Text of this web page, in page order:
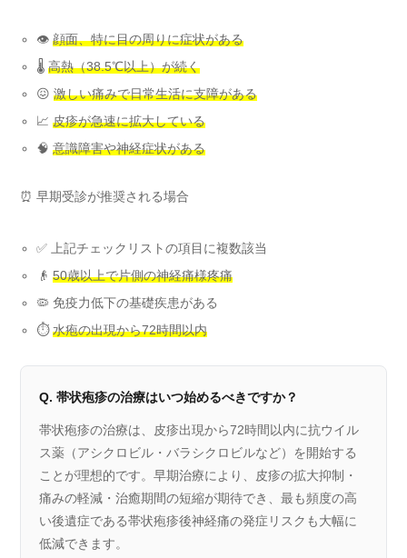
👁️顔面、特に目の周りに症状がある
🌡️高熱（38.5℃以上）が続く
😖激しい痛みで日常生活に支障がある
📈皮疹が急速に拡大している
🧠意識障害や神経症状がある
⏰ 早期受診が推奨される場合
✅ 上記チェックリストの項目に複数該当
👴50歳以上で片側の神経痛様疼痛
🦠 免疫力低下の基礎疾患がある
⏱️水疱の出現から72時間以内
Q. 帯状疱疹の治療はいつ始めるべきですか？
帯状疱疹の治療は、皮疹出現から72時間以内に抗ウイル
ス薬（アシクロビル・バラシクロビルなど）を開始する
ことが理想的です。早期治療により、皮疹の拡大抑制・
痛みの軽減・治癒期間の短縮が期待でき、最も頻度の高
い後遺症である帯状疱疹後神経痛の発症リスクも大幅に
低減できます。